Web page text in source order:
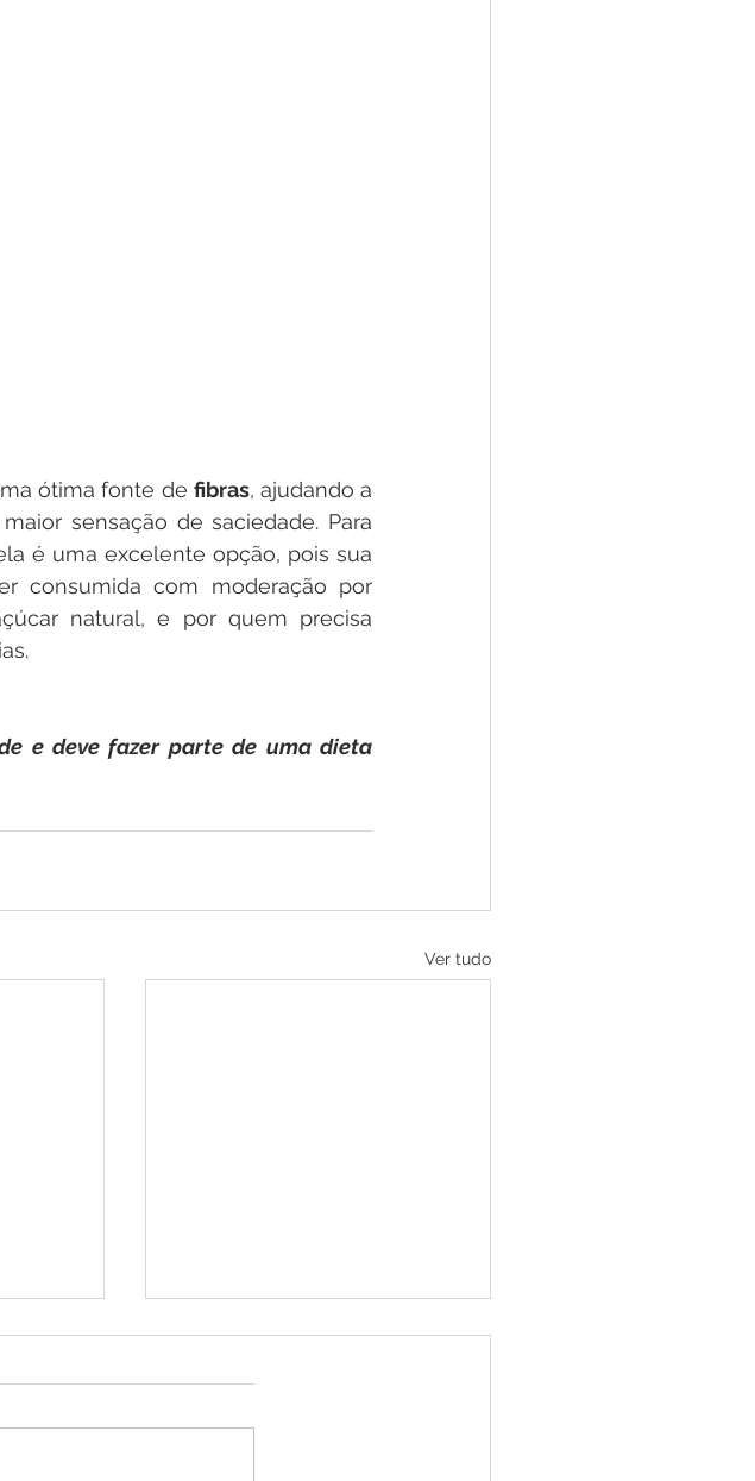
ótima fonte de fibras, ajudando a
sensação de saciedade. Para
é uma excelente opção, pois sua
consumida com moderação por
natural, e por quem precisa
e deve fazer parte de uma dieta
Ver tudo